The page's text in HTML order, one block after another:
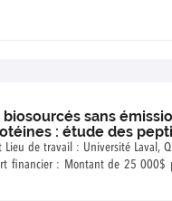
sans
: étude des